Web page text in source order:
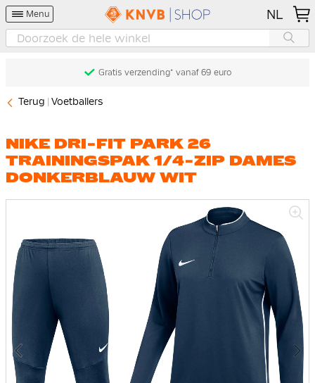
Menu NL
Gratis verzending* vanaf 69 euro
Terug Voetballers
NIKE DRI-FIT PARK 26
TRAININGSPAK 1/4-ZIP DAMES
DONKERBLAUW WIT
afbeeldingen-
gallerij